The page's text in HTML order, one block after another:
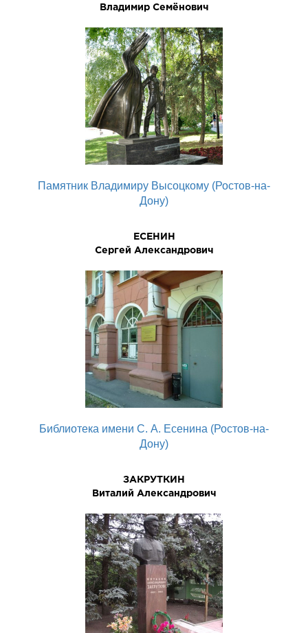
Владимир Семёнович
Памятник Владимиру Высоцкому (Ростов-на-
Дону)
ЕСЕНИН
Сергей Александрович
Библиотека имени С. А. Есенина (Ростов-на-
Дону)
ЗАКРУТКИН
Виталий Александрович